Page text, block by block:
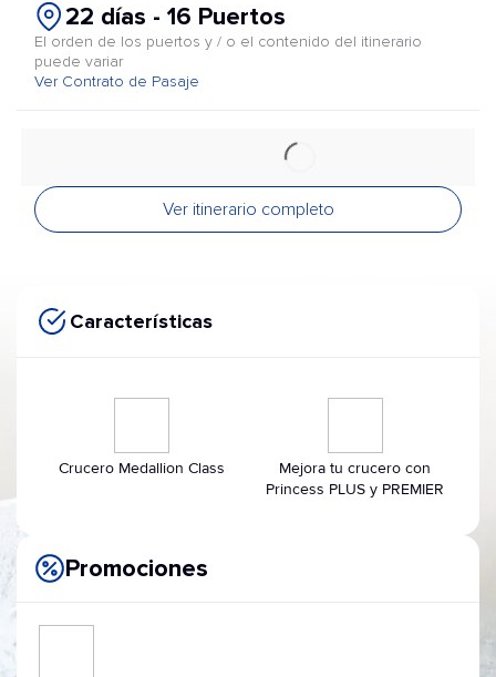
22 días - 16 Puertos
El orden de los puertos y / o el contenido del itinerario
puede variar
Ver Contrato de Pasaje
Ver itinerario completo
Características
Crucero Medallion Class
Mejora tu crucero con
Princess PLUS y PREMIER
Promociones